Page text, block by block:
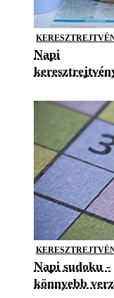
Napi
Napi sudoku -
könnyebb